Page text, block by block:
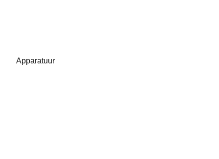
Apparatuur